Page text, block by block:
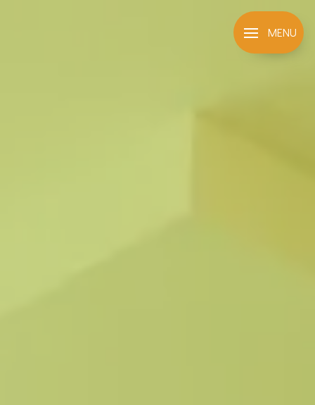
MENU